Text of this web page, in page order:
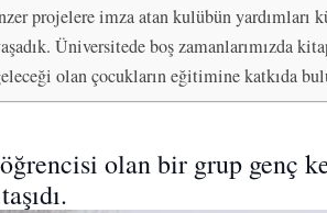
projelere imza atan kulübün yardımları
Üniversitede boş zamanlarımızda
olan çocukların eğitimine katkıda
olan bir grup genç